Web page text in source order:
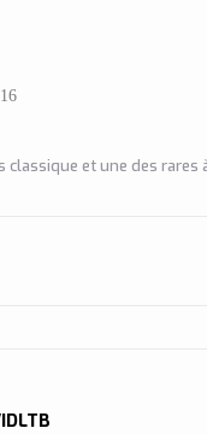
classique et une des